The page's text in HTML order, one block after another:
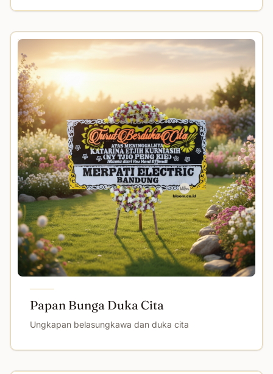
Papan Bunga Duka Cita
Ungkapan belasungkawa dan duka cita